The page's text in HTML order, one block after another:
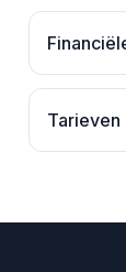
Tarieven